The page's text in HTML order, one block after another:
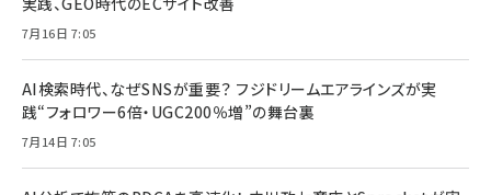
7月16日 7:05
AI検索時代、なぜSNSが重要？ フジドリームエアラインズが実
践“フォロワー6倍・UGC200％増”の舞台裏
7月14日 7:05